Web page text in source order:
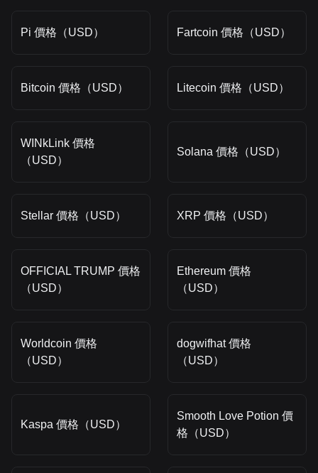
Pi 價格（USD） Fartcoin 價格（USD）
Bitcoin 價格（USD） Litecoin 價格（USD）
WINkLink 價格
（USD）
Solana 價格（USD）
Stellar 價格（USD） XRP 價格（USD）
OFFICIAL TRUMP 價格
（USD）
Ethereum 價格
（USD）
Worldcoin 價格
（USD）
dogwifhat 價格
（USD）
Kaspa 價格（USD）
Smooth Love Potion 價
格（USD）